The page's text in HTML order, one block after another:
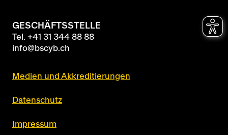
GESCHÄFTSSTELLE
Tel. +41 31 344 88 88
info@bscyb.ch
Medien und Akkreditierungen
Datenschutz
Impressum